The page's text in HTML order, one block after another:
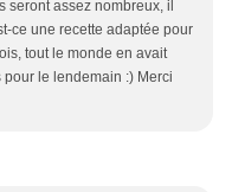
seront assez nombreux, il
ce une recette adaptée pour
tout le monde en avait
le lendemain :) Merci